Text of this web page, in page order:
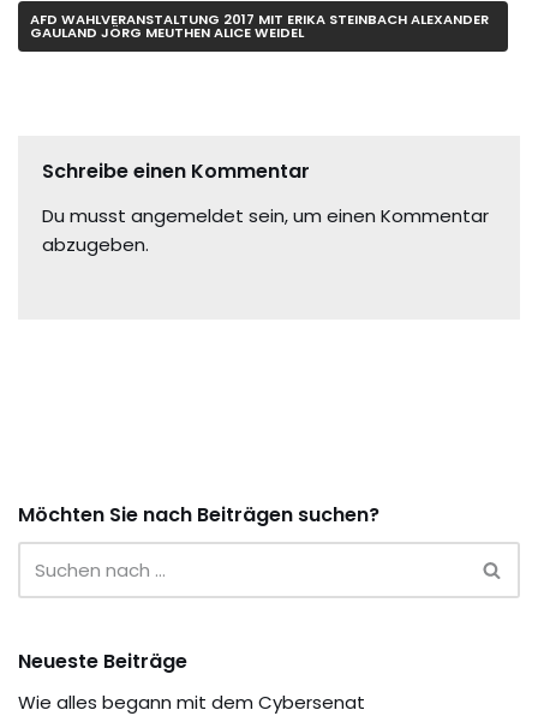
AFD WAHLVERANSTALTUNG 2017 MIT ERIKA STEINBACH ALEXANDER
GAULAND JÖRG MEUTHEN ALICE WEIDEL
Schreibe einen Kommentar
Du musst angemeldet sein, um einen Kommentar
abzugeben.
Möchten Sie nach Beiträgen suchen?
Neueste Beiträge
Wie alles begann mit dem Cybersenat